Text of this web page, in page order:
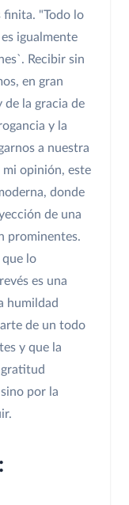
finita. "Todo lo
igualmente
Recibir sin
en gran
de la gracia de
y la
a nuestra
opinión, este
donde
de una
prominentes.
que lo
es una
humildad
de un todo
y que la
por la